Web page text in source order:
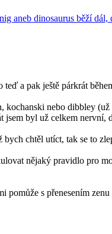
aneb dinosaurus běží dál,
teď a pak ještě párkrát
kochanski nebo dibbley
jsem byl už celkem nervní,
chtěl utíct, tak se to
nějaký pravidlo pro
s přenesením